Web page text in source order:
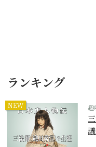
ランキング
NEW 趣